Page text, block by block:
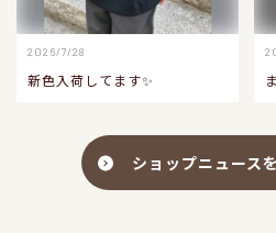
2026/7/28
新色入荷してます✨
ショップニュース